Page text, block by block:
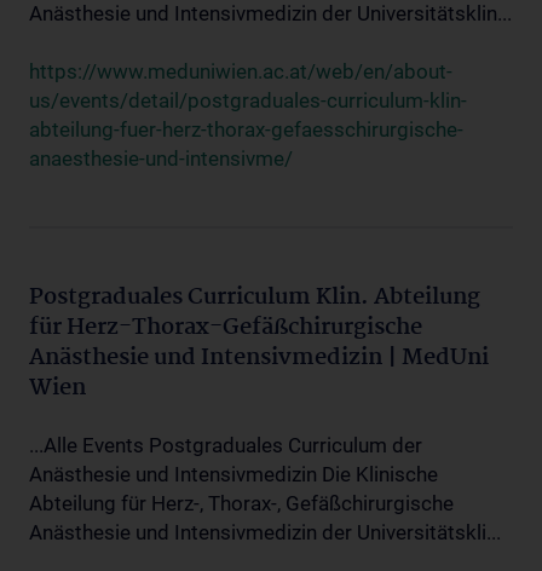
Anästhesie und Intensivmedizin der Universitätsklin...
https://www.meduniwien.ac.at/web/en/about-
us/events/detail/postgraduales-curriculum-klin-
abteilung-fuer-herz-thorax-gefaesschirurgische-
anaesthesie-und-intensivme/
Postgraduales Curriculum Klin. Abteilung
für Herz-Thorax-Gefäßchirurgische
Anästhesie und Intensivmedizin | MedUni
Wien
...Alle Events Postgraduales Curriculum der
Anästhesie und Intensivmedizin Die Klinische
Abteilung für Herz-, Thorax-, Gefäßchirurgische
Anästhesie und Intensivmedizin der Universitätskli...